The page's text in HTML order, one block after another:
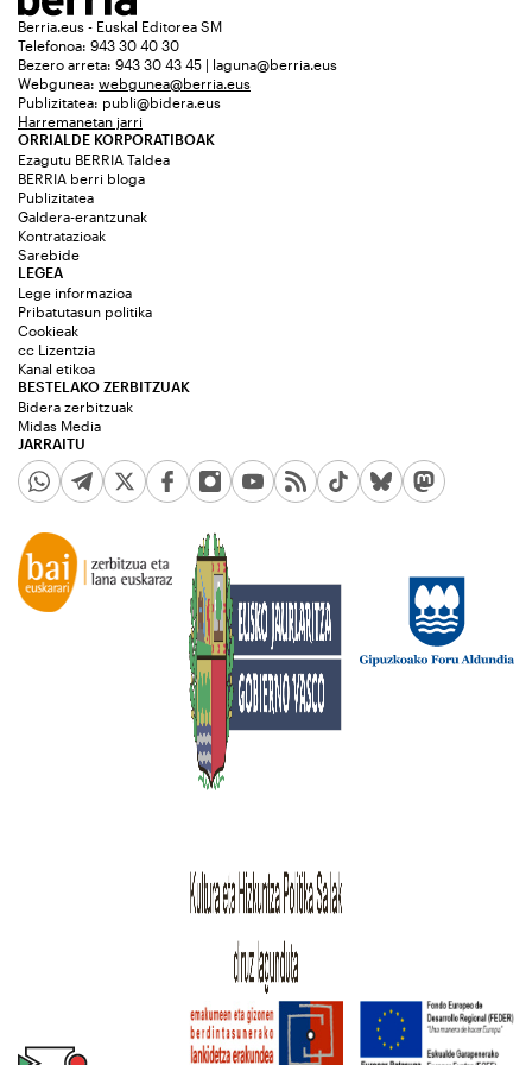
Berria.eus - Euskal Editorea SM
Telefonoa: 943 30 40 30
Bezero arreta: 943 30 43 45 | laguna@berria.eus
Webgunea: webgunea@berria.eus
Publizitatea: publi@bidera.eus
Harremanetan jarri
ORRIALDE KORPORATIBOAK
Ezagutu BERRIA Taldea
BERRIA berri bloga
Publizitatea
Galdera-erantzunak
Kontratazioak
Sarebide
JARRAITU
LEGEA
Lege informazioa
Pribatutasun politika
Cookieak
cc Lizentzia
Kanal etikoa
BESTELAKO ZERBITZUAK
Bidera zerbitzuak
Midas Media